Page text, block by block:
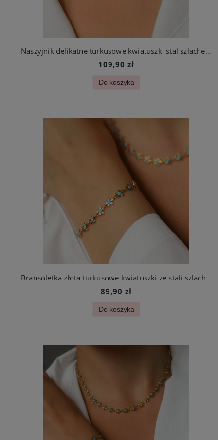
Naszyjnik delikatne turkusowe kwiatuszki stal szlachetna
109,90 zł
Do koszyka
Bransoletka złota turkusowe kwiatuszki ze stali szlachetnej
89,90 zł
Do koszyka